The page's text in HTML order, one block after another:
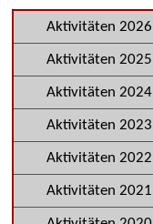
überspringen
Navigation
überspringen
Aktivitäten 2026
Aktivitäten 2025
Aktivitäten 2024
Aktivitäten 2023
Aktivitäten 2022
Aktivitäten 2021